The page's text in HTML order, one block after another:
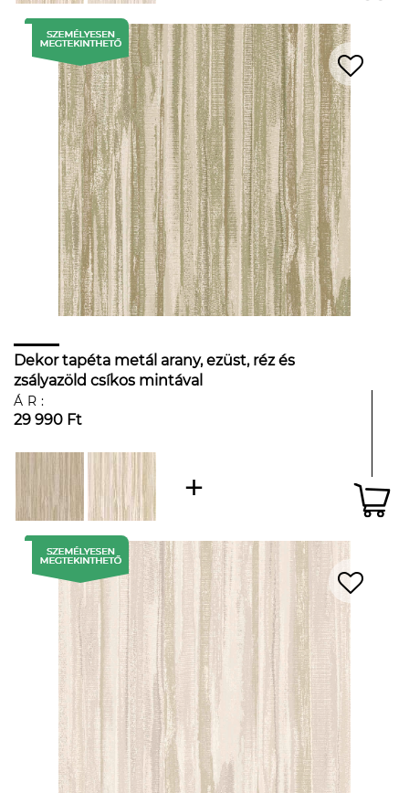
Dekor tapéta metál arany, ezüst, réz és
zsályazöld csíkos mintával
ÁR:
29 990 Ft